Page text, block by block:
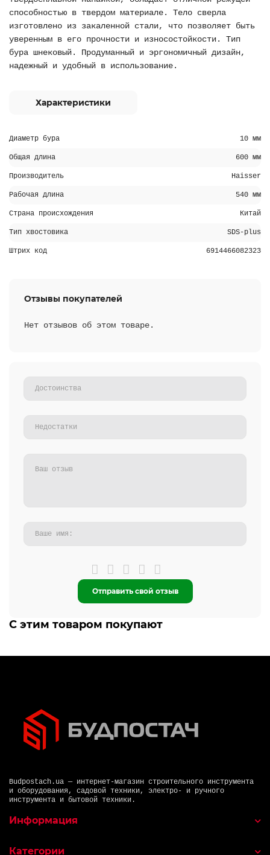
способностью в твердом материале. Тело сверла
изготовлено из закаленной стали, что позволяет быть
уверенным в его прочности и износостойкости. Тип
бура шнековый. Продуманный и эргономичный дизайн,
надежный и удобный в использование.
Характеристики
Диаметр бура 10 мм
Общая длина 600 мм
Производитель Haisser
Рабочая длина 540 мм
Страна происхождения Китай
Тип хвостовика SDS-plus
Штрих код 6914466082323
Отзывы покупателей
Нет отзывов об этом товаре.
Отправить свой отзыв
С этим товаром покупают
Budpostach.ua — интернет-магазин строительного инструмента
и оборудования, садовой техники, электро- и ручного
инструмента и бытовой техники.
Информация
Категории